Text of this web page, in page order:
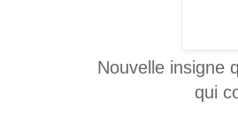
Nouvelle insigne
qui